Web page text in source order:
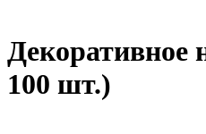
Декоративное
100 шт.)